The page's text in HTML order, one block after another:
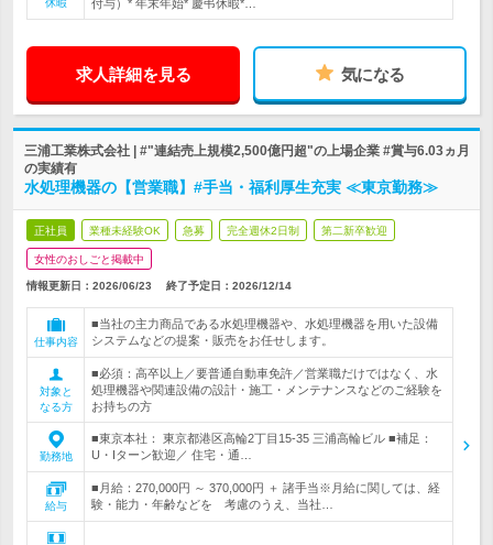
休暇
付与）* 年末年始* 慶弔休暇*…
求人詳細を見る 気になる
三浦工業株式会社 | #"連結売上規模2,500億円超"の上場企業 #賞与6.03ヵ月
の実績有
水処理機器の【営業職】#手当・福利厚生充実 ≪東京勤務≫
正社員 業種未経験OK 急募 完全週休2日制 第二新卒歓迎
女性のおしごと掲載中
情報更新日：2026/06/23 終了予定日： 2026/12/14
仕事内容
■当社の主力商品である水処理機器や、水処理機器を用いた設備
システムなどの提案・販売をお任せします。
対象と
なる方
■必須：高卒以上／要普通自動車免許／営業職だけではなく、水
処理機器や関連設備の設計・施工・メンテナンスなどのご経験を
お持ちの方
勤務地
■東京本社： 東京都港区高輪2丁目15-35 三浦高輪ビル ■補足：
U・Iターン歓迎／ 住宅・通…
給与
■月給：270,000円 ～ 370,000円 ＋ 諸手当※月給に関しては、経
験・能力・年齢などを 考慮のうえ、当社…